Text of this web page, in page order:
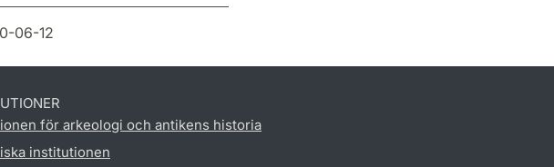
06-12
för arkeologi och antikens historia
institutionen